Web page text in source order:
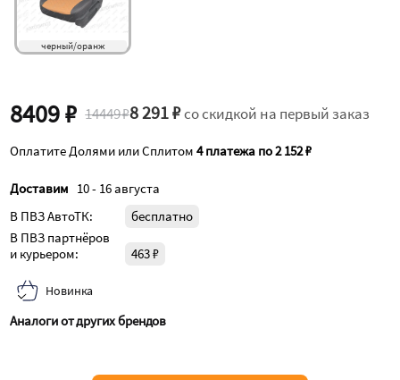
черный/оранж
8409 ₽ 14449 ₽8 291 ₽со скидкой на первый заказ
Оплатите Долями или Сплитом4 платежа по 2 152 ₽
Доставим 10 - 16 августа
В ПВЗ АвтоТК:
бесплатно
В ПВЗ партнёров
и курьером:
463 ₽
Новинка
Аналоги от других брендов